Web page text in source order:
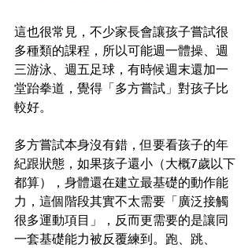
這也很常見，不少家長會讓孩子嘗試很
多種類的課程，所以可能週一體操、週
三游泳、週五足球，有時候週末還加一
堂跆拳道，覺得「多方嘗試」對孩子比
較好。
多方嘗試本身沒有錯，但要看孩子的年
紀跟狀態，如果孩子還小（大概7歲以下
都算），身體還在建立最基礎的動作能
力，這個階段其實不太需要「廣泛接觸
很多運動項目」，反而更需要的是讓同
一套基礎能力被反覆練到。跑、跳、